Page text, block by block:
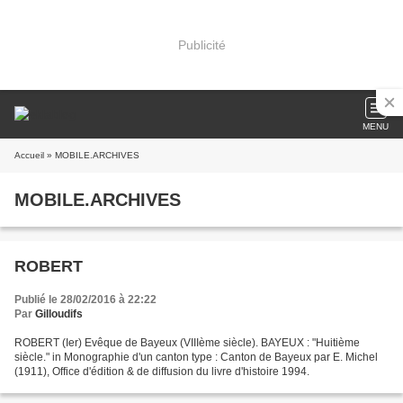
Publicité
MENU
Accueil » MOBILE.ARCHIVES
MOBILE.ARCHIVES
ROBERT
Publié le 28/02/2016 à 22:22
Par Gilloudifs
ROBERT (Ier) Evêque de Bayeux (VIIIème siècle). BAYEUX : "Huitième
siècle." in Monographie d'un canton type : Canton de Bayeux par E. Michel
(1911), Office d'édition & de diffusion du livre d'histoire 1994.